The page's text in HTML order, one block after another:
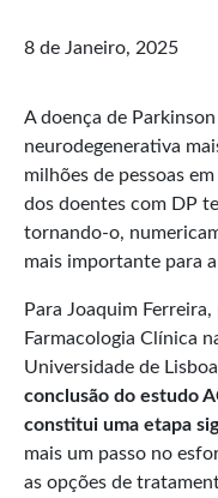
8 de Janeiro, 2025
A doença de
neurodegenerativa
milhões de pessoas
dos doentes com DP
tornando-o,
mais importante para
Para Joaquim
Farmacologia Clínica
Universidade de
conclusão do estudo
constitui uma etapa
mais um passo no
as opções de